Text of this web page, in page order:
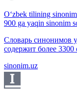
O‘zbek tilining
900 ga yaqin sinonim
Словарь синонимов
содержит более
sinonim.uz